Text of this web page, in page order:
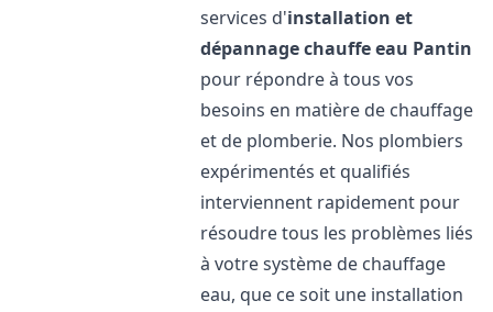
services d'installation et
dépannage chauffe eau Pantin
pour répondre à tous vos
besoins en matière de chauffage
et de plomberie. Nos plombiers
expérimentés et qualifiés
interviennent rapidement pour
résoudre tous les problèmes liés
à votre système de chauffage
eau, que ce soit une installation